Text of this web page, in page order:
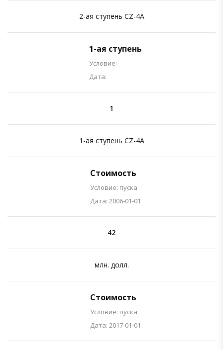
2-ая ступень CZ-4A
1-ая ступень
Условие:
Дата:
1
1-ая ступень CZ-4A
Стоимость
Условие: пуска
Дата: 2006-01-01
42
млн. долл.
Стоимость
Условие: пуска
Дата: 2017-01-01